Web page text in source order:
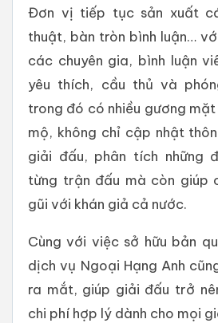
Đơn vị tiếp tục sản xuất
thuật, bàn tròn bình luận…
các chuyên gia, bình luận
yêu thích, cầu thủ và
trong đó có nhiều gương
mộ, không chỉ cập nhật
giải đấu, phân tích những
từng trận đấu mà còn giúp
gũi với khán giả cả nước.
Cùng với việc sở hữu bản
dịch vụ Ngoại Hạng Anh
ra mắt, giúp giải đấu trở
chi phí hợp lý dành cho mọi